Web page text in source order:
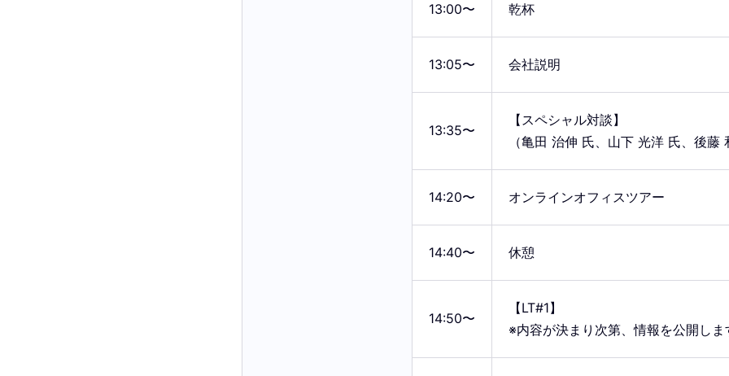
13:00〜 乾杯
13:05〜 会社説明
13:35〜
【スペシャル対談】
（亀田 治伸 氏、山下 光洋 氏、後藤
14:20〜 オンラインオフィスツアー
14:40〜 休憩
14:50〜
【LT#1】
※内容が決まり次第、情報を公開しま